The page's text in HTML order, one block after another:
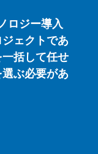
ロジー導入
ェクトであ
括して任せ
ぶ必要があ